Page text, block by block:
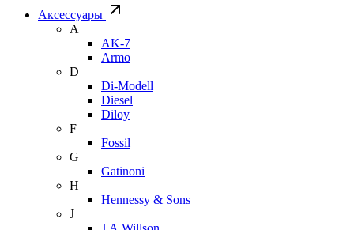
Аксессуары
A
AK-7
Armo
D
Di-Modell
Diesel
Diloy
F
Fossil
G
Gatinoni
H
Hennessy & Sons
J